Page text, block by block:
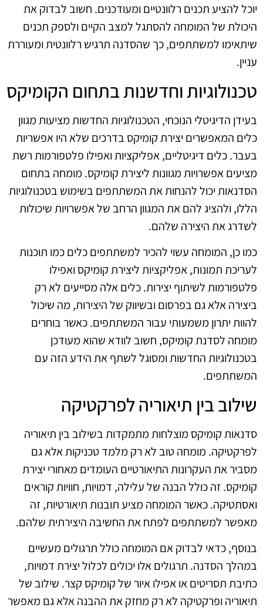
יוכל להציע תכנים רלוונטיים ומעודכנים. חשוב לבדוק את
היכולת של המומחה להסתגל למצב הקיים ולספק תכנים
שיתאימו למשתתפים, כך שהסדנה תרגיש רלוונטית ומעוררת
עניין.
טכנולוגיות וחדשנות בתחום הקומיקס
בעידן הדיגיטלי הנוכחי, הטכנולוגיות החדשות מציעות מגוון
כלים המאפשרים יצירת קומיקס בדרכים שלא היו אפשריות
בעבר. כלים דיגיטליים, אפליקציות ואפילו פלטפורמות רשת
מציעים אפשרויות מגוונות ליצירת קומיקס. מומחה בתחום
הסדנאות יכול להנחות את המשתתפים בשימוש בטכנולוגיות
הללו, ולהציג להם את המגוון הרחב של אפשרויות שיכולות
לשדרג את היצירה שלהם.
כמו כן, המומחה עשוי להכיר למשתתפים כלים כמו תוכנות
לעריכת תמונות, אפליקציות ליצירת קומיקס ואפילו
פלטפורמות לשיתוף יצירות. כלים אלה מסייעים לא רק
ביצירה אלא גם בפרסום ובשיווק של היצירות, מה שיכול
להוות יתרון משמעותי עבור המשתתפים. כאשר בוחרים
מומחה לסדנת קומיקס, חשוב לוודא שהוא מעודכן
בטכנולוגיות החדשות ומסוגל לשתף את הידע הזה עם
המשתתפים.
שילוב בין תיאוריה לפרקטיקה
סדנאות קומיקס מוצלחות מתמקדות בשילוב בין תיאוריה
לפרקטיקה. מומחה טוב לא רק מלמד טכניקות אלא גם
מסביר את העקרונות התיאורטיים העומדים מאחורי יצירת
קומיקס. זה כולל הבנה של עלילה, דמויות, חוויות קוראים
ואסתטיקה. כאשר המומחה מציע תובנות תיאורטיות, זה
מאפשר למשתתפים לפתח את החשיבה היצירתית שלהם.
בנוסף, כדאי לבדוק אם המומחה כולל תרגולים מעשיים
במהלך הסדנה. תרגולים אלו יכולים לכלול יצירת דמויות,
כתיבת תסריטים או אפילו איור של קומיקס קצר. שילוב של
תיאוריה ופרקטיקה לא רק מחזק את ההבנה אלא גם מאפשר